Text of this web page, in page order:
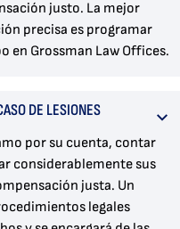
justo. La mejor
precisa es programar
en Grossman Law Offices.
DE LESIONES
por su cuenta, contar
considerablemente sus
justa. Un
legales